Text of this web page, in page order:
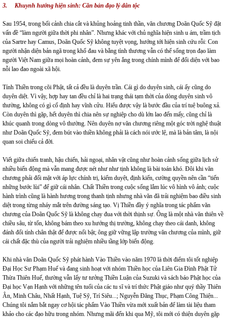
3. Khuynh hướng hiện sinh: Căn bản đạo lý dân tộc
Sau 1954, trong bối cảnh chia cắt và khủng hoảng tinh thần, văn chương Doãn Quốc Sỹ đặt
vấn đề “làm người giữa thời phi nhân”. Nhưng khác với chủ nghĩa hiện sinh u ám, trầm tịch
của Sartre hay Camus, Doãn Quốc Sỹ không tuyệt vọng, hướng tới hiện sinh cứu rỗi: Con
người nhận diện bản ngã trong khổ đau và bằng tình thương vẫn có thể sống trọn đạo làm
người Việt Nam giữa mọi hoàn cảnh, đem sự yên ắng trong chính mình để đối diện với bao
nỗi lao đao ngoài xã hội.
Tính Thiền trong cõi Phật, tất cả đều là duyên trần. Cái gì do duyên sinh, cái ấy cũng do
duyên diệt. Vì vậy, hợp hay tan đều chỉ là hai trạng thái tạm thời của dòng duyên sinh vô
thường, không có gì cố định hay vĩnh cửu. Hiểu được vậy là bước đầu của trí tuệ buông xả.
Còn duyên thì gặp, hết duyên thì chia nên sự nghiệp cho dù lớn lao đến mấy, cũng chỉ là
khúc quanh trong dòng vô thường. Nên duyên nợ văn chương riêng một góc trời nghệ thuật
như Doãn Quốc Sỹ, đem bút vào thiền không phải là cách nói ước lệ, mà là bản tâm, là nội
quan soi chiếu cả đời.
Viết giữa chiến tranh, hậu chiến, hải ngoại, nhân vật cũng như hoàn cảnh sống giữa lịch sử
nhiều biến động mà vẫn mang được nét như như tịnh không là bài toán khó. Đôi khi văn
chương phải đối mặt với áp lực chính trị, kiểm duyệt, định kiến, cường quyền nên cần “tiến
những bước lùi” để giữ cái nhân. Chất Thiền trong cuộc sống lắm lúc vô hình vô ảnh; cuộc
hành trình cũng là hành hương trong thanh tịnh nhưng nhà văn đã trải nghiệm bao điều sinh
diệt trong từng nháy mắt trên đường sáng tạo. Vị Thiền đầy ý nghĩa trong tác phẩm văn
chương của Doãn Quốc Sỹ là không chạy đua với thời thịnh sự. Ông là một nhà văn thiên về
chiều sâu, từ tốn, không bám theo xu hướng thị trường, không chạy theo cái danh, không
đánh đổi tính chân thật để được nổi bật; ông giữ vững lập trường văn chương của mình, giữ
cái chất đặc thù của người trải nghiệm nhiều tầng lớp biến động.
Khi nhà văn Doãn Quốc Sỹ phát hành Vào Thiền vào năm 1970 là thời điểm tôi tốt nghiệp
Đại Học Sư Phạm Huế và đang sinh hoạt với nhóm Thiền học của Liên Gia Đình Phật Tử
Thừa Thiên Huế, thường vẫn lấy tư tưởng Thiền Luận của Suzuki và sách báo Phật học của
Đại học Vạn Hạnh với những tên tuổi của các tu sĩ và trí thức Phật giáo như quý thầy Thiên
Ân, Minh Châu, Nhất Hạnh, Tuệ Sỹ, Trí Siêu...; Nguyễn Đăng Thục, Phạm Công Thiện...
Chúng tôi nắm bắt ngay cơ hội tác phẩm Vào Thiền vừa mới xuất bản để làm tài liệu tham
khảo cho các đạo hữu trong nhóm. Nhưng mãi đến khi qua Mỹ, tôi mới có thiện duyên gặp